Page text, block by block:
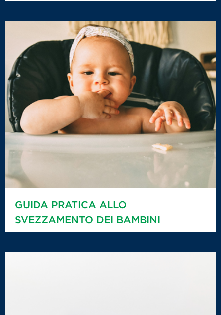
GUIDA PRATICA ALLO
SVEZZAMENTO DEI BAMBINI